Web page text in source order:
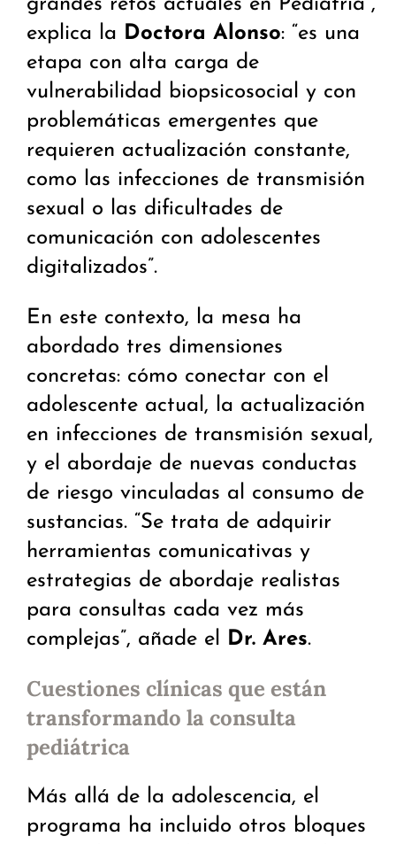
grandes retos actuales en Pediatría”,
explica la Doctora Alonso: “es una
etapa con alta carga de
vulnerabilidad biopsicosocial y con
problemáticas emergentes que
requieren actualización constante,
como las infecciones de transmisión
sexual o las dificultades de
comunicación con adolescentes
digitalizados”.
En este contexto, la mesa ha
abordado tres dimensiones
concretas: cómo conectar con el
adolescente actual, la actualización
en infecciones de transmisión sexual,
y el abordaje de nuevas conductas
de riesgo vinculadas al consumo de
sustancias. “Se trata de adquirir
herramientas comunicativas y
estrategias de abordaje realistas
para consultas cada vez más
complejas”, añade el Dr. Ares.
Cuestiones clínicas que están
transformando la consulta
pediátrica
Más allá de la adolescencia, el
programa ha incluido otros bloques